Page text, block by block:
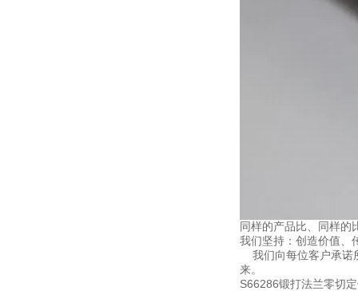
同样的产品比、同样的
我们坚持：创造价值、
我们向每位客户承诺
来。
S66286锻打法兰零切